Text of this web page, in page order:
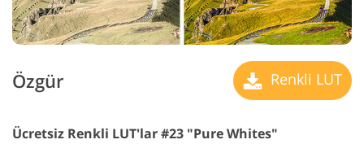
Özgür Renkli LUT
Ücretsiz Renkli LUT'lar #23 "Pure Whites"